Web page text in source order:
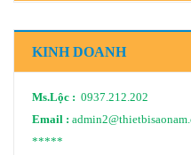
KINH DOANH
Ms.Lộc : 0937.212.202
Email :
*****